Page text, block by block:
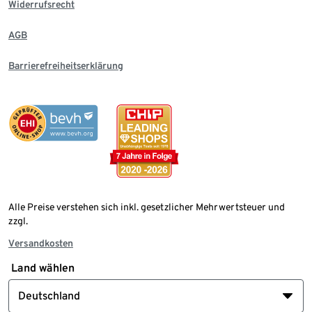
Widerrufsrecht
AGB
Barrierefreiheitserklärung
Alle Preise verstehen sich inkl. gesetzlicher Mehrwertsteuer und
zzgl.
Versandkosten
Land wählen
Deutschland